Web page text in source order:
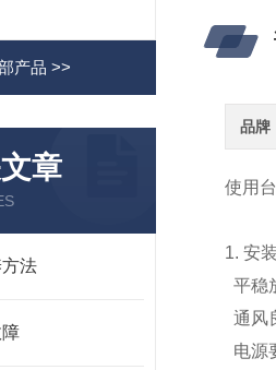
产品 >>
章
法
品牌
使用
1. 安
平稳
通风
电源